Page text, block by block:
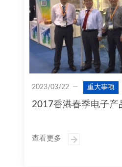
2023/03/22 重大事项
2017香港春季电子产
查看更多